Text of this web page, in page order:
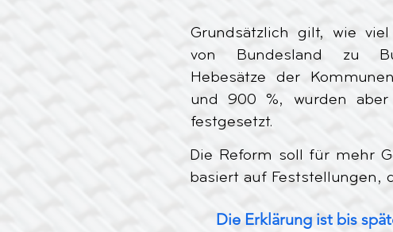
Grundsätzlich gilt, wie
von Bundesland zu
Hebesätze der
und 900 %, wurden
festgesetzt.
Die Reform soll für mehr
basiert auf Feststellungen,
Die Erklärung ist bis